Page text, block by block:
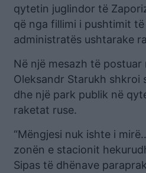
qytetin juglindor të
që nga fillimi i pushtimit
administratës ushtarake
Në një mesazh të postuar
Oleksandr Starukh shkroi
dhe një park publik në
raketat ruse.
“Mëngjesi nuk ishte i
zonën e stacionit
Sipas të dhënave